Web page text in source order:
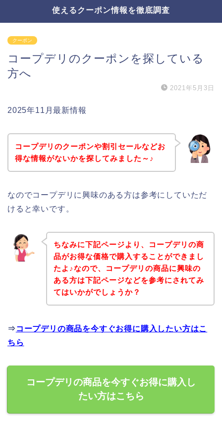
使えるクーポン情報を徹底調査
クーポン
コープデリのクーポンを探している
方へ
2021年5月3日
2025年11月最新情報
コープデリのクーポンや割引セールなどお
得な情報がないかを探してみました～♪
なのでコープデリに興味のある方は参考にしていただ
けると幸いです。
ちなみに下記ページより、コープデリの商
品がお得な価格で購入することができまし
たよ♪なので、コープデリの商品に興味の
ある方は下記ページなどを参考にされてみ
てはいかがでしょうか？
⇒ コープデリの商品を今すぐお得に購入したい方はこ
ちら
コープデリの商品を今すぐお得に購入し
たい方はこちら